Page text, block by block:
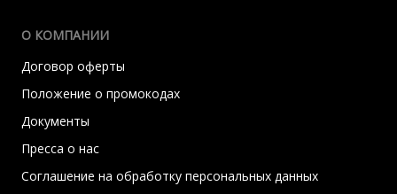
О КОМПАНИИ
Договор оферты
Положение о промокодах
Документы
Пресса о нас
Соглашение на обработку персональных данных